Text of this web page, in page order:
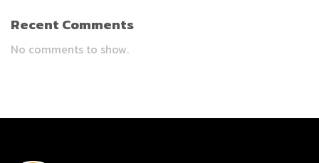
Recent Comments
No comments to show.